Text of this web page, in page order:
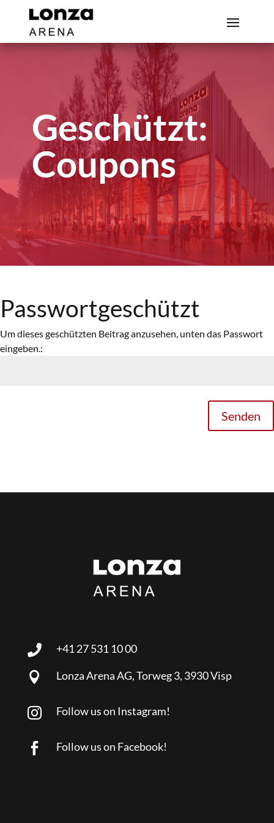
Geschützt:
Coupons
Passwortgeschützt
Um dieses geschützten Beitrag anzusehen, unten das Passwort
eingeben.:
Senden
 +41 27 531 10 00
 Lonza Arena AG, Torweg 3, 3930 Visp
 Follow us on Instagram!
 Follow us on Facebook!